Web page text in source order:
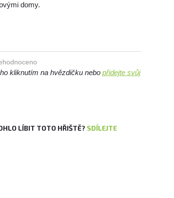
domy.
kliknutím na hvězdičku nebopřidejte svůj
LÍBIT TOTO HŘIŠTĚ? SDÍLEJTE